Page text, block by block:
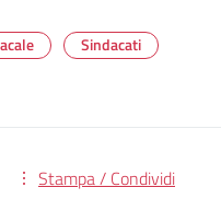
Sindacati
Stampa / Condividi